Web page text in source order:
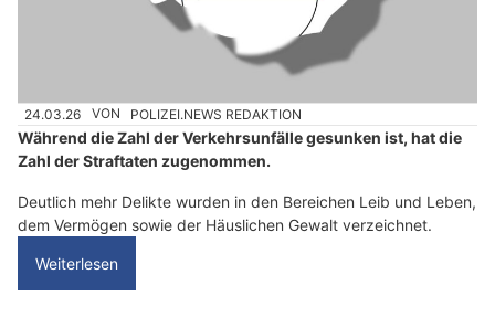
24.03.26 VON POLIZEI.NEWS REDAKTION
Während die Zahl der Verkehrsunfälle gesunken ist, hat die
Zahl der Straftaten zugenommen.
Deutlich mehr Delikte wurden in den Bereichen Leib und Leben,
dem Vermögen sowie der Häuslichen Gewalt verzeichnet.
Weiterlesen